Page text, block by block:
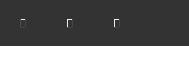
Poradna Pomáháme s výběrem
Přihlášení